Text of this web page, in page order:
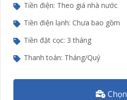
Tiền điện: Theo giá nhà nước
Tiền điện lạnh: Chưa bao gồm
Tiền đặt cọc: 3 tháng
Thanh toán: Tháng/Quý
Chọn